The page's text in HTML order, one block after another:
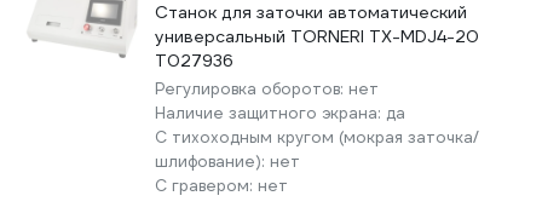
Станок для заточки автоматический
универсальный TORNERI TX-MDJ4-20
Т027936
Регулировка оборотов: нет
Наличие защитного экрана: да
С тихоходным кругом (мокрая заточка/
шлифование): нет
С гравером: нет